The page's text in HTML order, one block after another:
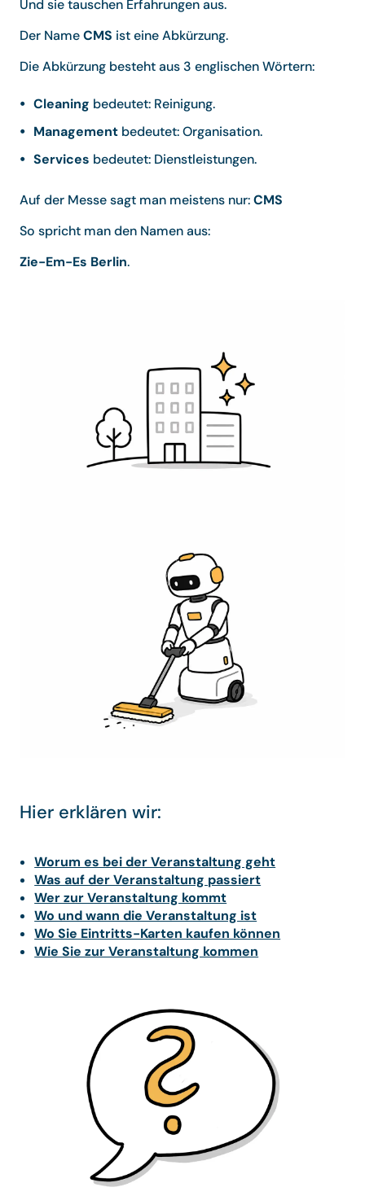
Und sie tauschen Erfahrungen aus.
Der NameCMS ist eine Abkürzung.
Die Abkürzung besteht aus 3 englischen Wörtern:
Cleaning bedeutet: Reinigung.
Management bedeutet: Organisation.
Services bedeutet: Dienstleistungen.
Auf der Messe sagt man meistens nur:CMS
So spricht man den Namen aus:
Zie-Em-Es Berlin.
Hier erklären wir:
Worum es bei der Veranstaltung geht
Was auf der Veranstaltung passiert
Wer zur Veranstaltung kommt
Wo und wann die Veranstaltung ist
Wo Sie Eintritts-Karten kaufen können
Wie Sie zur Veranstaltung kommen